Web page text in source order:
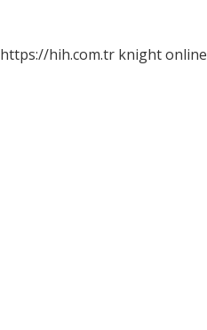
https://hih.com.tr knight online